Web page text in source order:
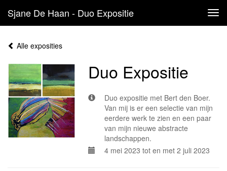
Sjane De Haan - Duo Expositie
Alle exposities
Duo Expositie
Duo expositie met Bert den Boer.
Van mij is er een selectie van mijn
eerdere werk te zien en een paar
van mijn nieuwe abstracte
landschappen.
4 mei 2023 tot en met 2 juli 2023